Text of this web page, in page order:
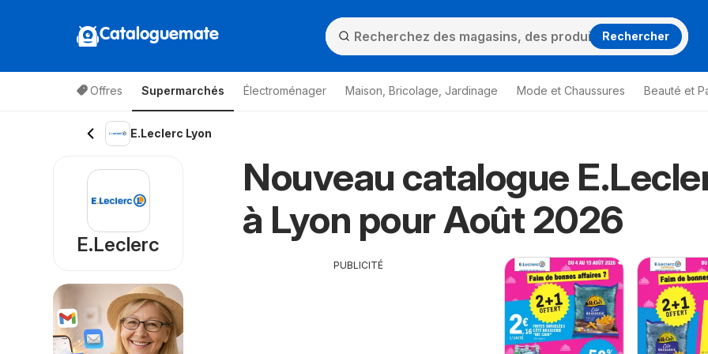
Cataloguemate Rechercher
Offres Supermarchés Électroménager Maison, Bricolage, Jardinage Mode et Chaussures Beauté et
E.Leclerc Lyon
Nouveau catalogue
à Lyon pour Août 2026
PUBLICITÉ
E.Leclerc